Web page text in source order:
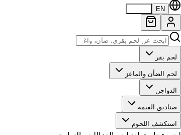
EN
لحم بقر
لحم الضأن والماعز
الدواجن
صناديق القيمة
استكشف اللحوم